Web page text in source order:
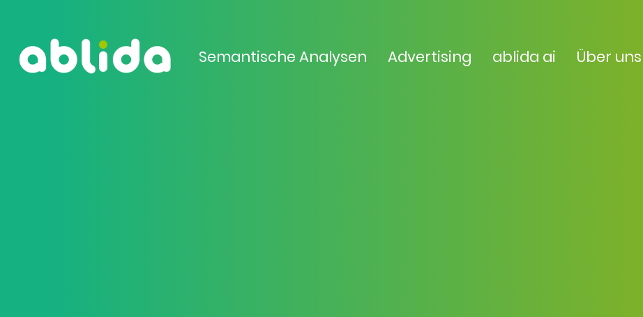
Semantische Analysen Advertising ablida ai Über uns